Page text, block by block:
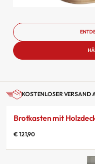
Brotkasten mit
€ 121,90
KOSTENLOSER VERSAND